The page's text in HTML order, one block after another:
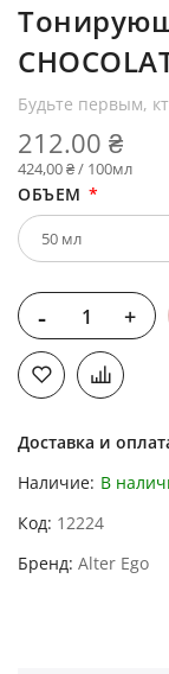
Будьте первым,
212.00 ₴
424,00 ₴ / 100мл
ОБЪЕМ
- +
Доставка и
Наличие: В
Код 12224
Бренд Alter Ego